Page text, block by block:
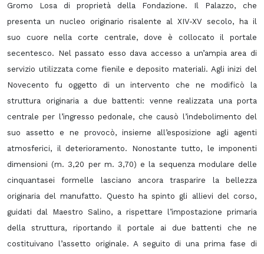
Gromo Losa di proprietà della Fondazione. Il Palazzo, che
presenta un nucleo originario risalente al XIV-XV secolo, ha il
suo cuore nella corte centrale, dove è collocato il portale
secentesco. Nel passato esso dava accesso a un’ampia area di
servizio utilizzata come fienile e deposito materiali. Agli inizi del
Novecento fu oggetto di un intervento che ne modificò la
struttura originaria a due battenti: venne realizzata una porta
centrale per l’ingresso pedonale, che causò l’indebolimento del
suo assetto e ne provocò, insieme all’esposizione agli agenti
atmosferici, il deterioramento. Nonostante tutto, le imponenti
dimensioni (m. 3,20 per m. 3,70) e la sequenza modulare delle
cinquantasei formelle lasciano ancora trasparire la bellezza
originaria del manufatto. Questo ha spinto gli allievi del corso,
guidati dal Maestro Salino, a rispettare l’impostazione primaria
della struttura, riportando il portale ai due battenti che ne
costituivano l’assetto originale. A seguito di una prima fase di